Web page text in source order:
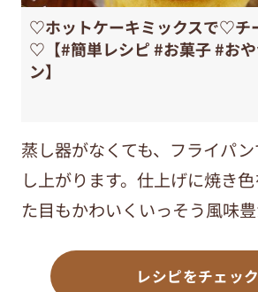
♡ホットケーキミックスで♡チ
♡【#簡単レシピ #お菓子 #お
ン】
蒸し器がなくても、フライパ
し上がります。仕上げに焼き
た目もかわいくいっそう風味豊
レシピをチェック